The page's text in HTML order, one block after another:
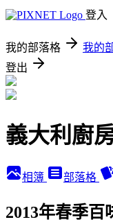
登入
我的部落格 我的
登出
義大利廚
相簿 部落格
2013年春季百